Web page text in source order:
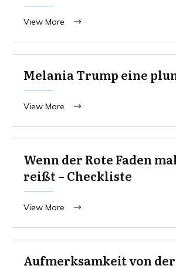
View More
Melania Trump eine
View More
Wenn der Rote Faden
reißt – Checkliste
View More
Aufmerksamkeit von